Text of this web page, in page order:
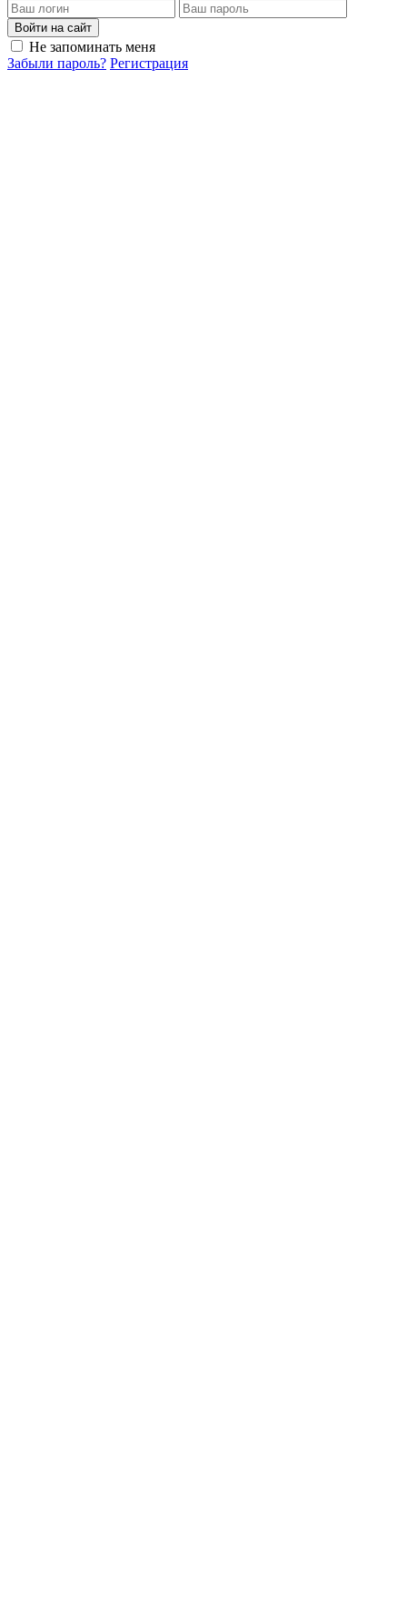
Войти на сайт
Не запоминать меня
Забыли пароль? Регистрация